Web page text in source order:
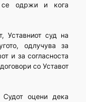
одржи и кога
Уставниот суд на
одлучува за
и за согласноста
со Уставот
Судот оцени дека